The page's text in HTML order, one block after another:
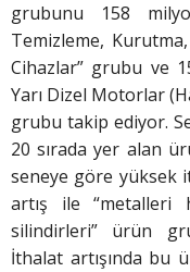
grubunu 158
Temizleme,
Cihazlar” grubu ve
Yarı Dizel Motorlar
grubu takip ediyor.
20 sırada yer alan
seneye göre yüksek
artış ile “metalleri
silindirleri” ürün
İthalat artışında bu